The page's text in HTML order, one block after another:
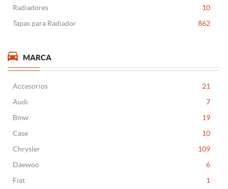
Radiadores
10
Tapas para Radiador
862
MARCA
Accesorios
21
Audi
7
Bmw
19
Case
10
Chrysler
109
Daewoo
6
Fiat
1